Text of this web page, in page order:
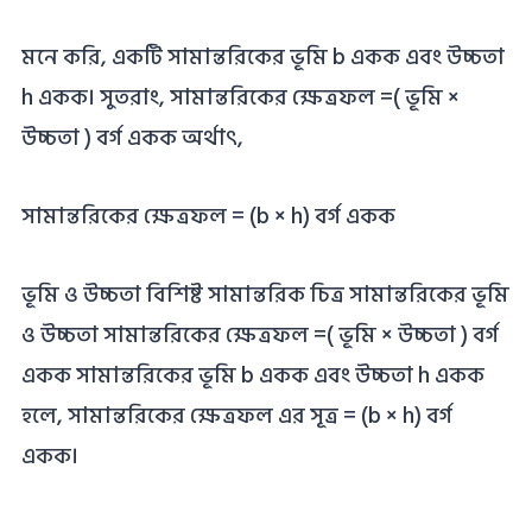
মনে করি, একটি সামান্তরিকের ভূমি b একক এবং উচ্চতা
h একক। সুতরাং, সামান্তরিকের ক্ষেত্রফল =( ভূমি ×
উচ্চতা ) বর্গ একক অর্থাৎ,
সামান্তরিকের ক্ষেত্রফল = (b × h) বর্গ একক
ভূমি ও উচ্চতা বিশিষ্ট সামান্তরিক চিত্র সামান্তরিকের ভূমি
ও উচ্চতা সামান্তরিকের ক্ষেত্রফল =( ভূমি × উচ্চতা ) বর্গ
একক সামান্তরিকের ভূমি b একক এবং উচ্চতা h একক
হলে, সামান্তরিকের ক্ষেত্রফল এর সূত্র = (b × h) বর্গ
একক।